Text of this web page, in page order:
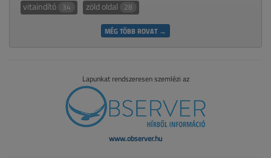
vitaindító 34 zöld oldal 28
MÉG TÖBB ROVAT →
Lapunkat rendszeresen szemlézi az
www.observer.hu